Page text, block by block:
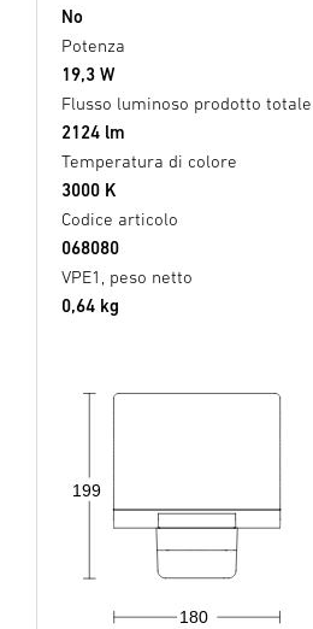
No
Potenza
19,3 W
Flusso luminoso prodotto totale
2124 lm
Temperatura di colore
3000 K
Codice articolo
068080
VPE1, peso netto
0,64 kg
180
199